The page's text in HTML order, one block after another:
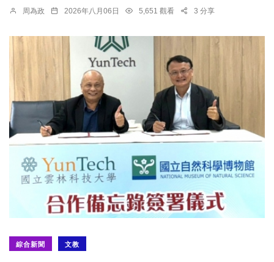
周為政 2026年八月06日 5,651 觀看 3 分享
綜合新聞 文教